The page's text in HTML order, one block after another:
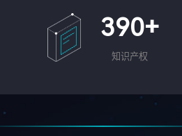
390+
知识产权